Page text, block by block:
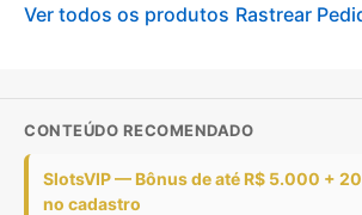
Ver todos os produtos Rastrear
CONTEÚDO RECOMENDADO
SlotsVIP — Bônus de até R$ 5.000 +
no cadastro